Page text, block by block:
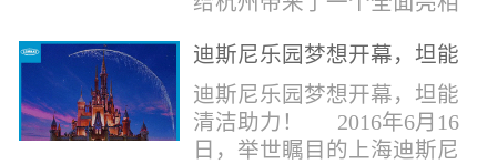
一、清洁设备、工具石材翻
新机、石材晶面处理机、吸
水吸尘器、吹风机、花岗
石...
动中，希望以此提高公众对
理想中，大海...
球国际组织和世界人民检阅
的一次大考。多国元首齐聚
杭州，在欣赏美丽西湖景色
的同事，第一印象就是杭州
迪斯尼乐园梦想开幕，坦能
清洁助力！
迪斯尼乐园梦想开幕，坦能
清洁助力！ 2016年6月16
日，举世瞩目的上海迪斯尼